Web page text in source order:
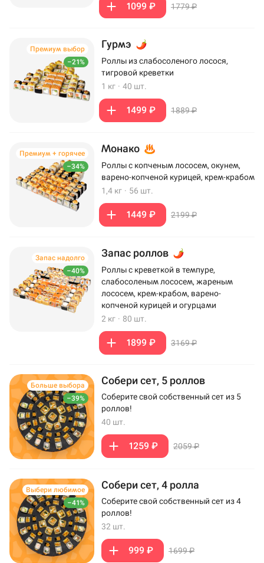
1099 ₽ 1779 ₽
–21%
Премиум выбор Гурмэ
Роллы из слабосоленого лосося,
тигровой креветки
1 кг · 40 шт.
1499 ₽ 1889 ₽
–34%
Премиум + горячее Монако
Роллы с копченым лососем, окунем,
варено-копченой курицей, крем-крабом
1,4 кг · 56 шт.
1449 ₽ 2199 ₽
–40%
Запас надолго Запас роллов
Роллы с креветкой в темпуре,
слабосоленым лососем, жареным
лососем, крем-крабом, варено-
копченой курицей и огурцами
2 кг · 80 шт.
1899 ₽ 3169 ₽
–39%
Больше выбора Собери сет, 5 роллов
Соберите свой собственный сет из 5
роллов!
40 шт.
1259 ₽ 2059 ₽
–41%
Выбери любимое Собери сет, 4 ролла
Соберите свой собственный сет из 4
роллов!
32 шт.
999 ₽ 1699 ₽